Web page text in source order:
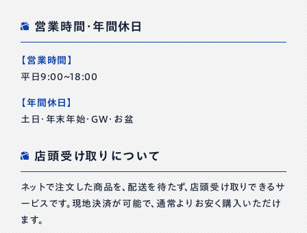
営業時間・年間休日
【営業時間】
平日9:00~18:00
【年間休日】
土日・年末年始・GW・お盆
店頭受け取りについて
ネットで注文した商品を、配送を待たず、店頭受け取りできるサ
ービスです。現地決済が可能で、通常よりお安く購入いただけ
ます。